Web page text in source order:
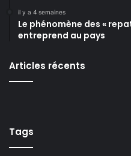
il y a 4 semaines
Le phénomène des «
entreprend au pays
Articles récents
Tags